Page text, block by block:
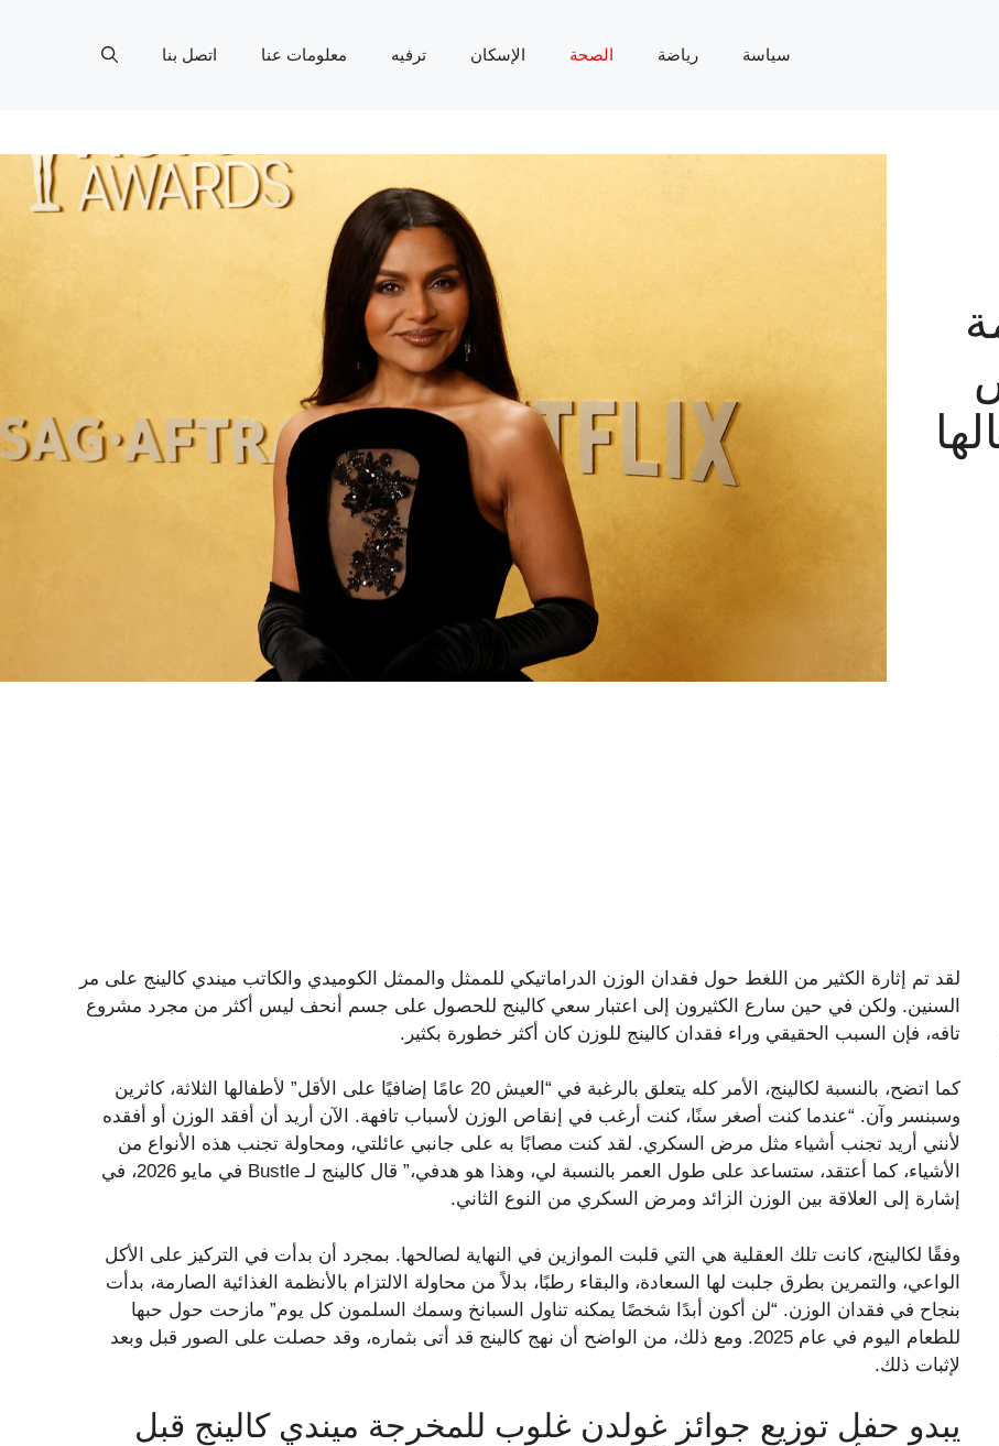
سياسة رياضة الصحة الإسكان ترفيه معلومات عنا اتصل بنا
لقد تم إثارة الكثير من اللغط حول فقدان الوزن الدراماتيكي للممثل والممثل الكوميدي والكاتب ميندي كالينج على مر
السنين. ولكن في حين سارع الكثيرون إلى اعتبار سعي كالينج للحصول على جسم أنحف ليس أكثر من مجرد مشروع
تافه، فإن السبب الحقيقي وراء فقدان كالينج للوزن كان أكثر خطورة بكثير.
كما اتضح، بالنسبة لكالينج، الأمر كله يتعلق بالرغبة في “العيش 20 عامًا إضافيًا على الأقل” لأطفالها الثلاثة، كاثرين
وسبنسر وآن. “عندما كنت أصغر سنًا، كنت أرغب في إنقاص الوزن لأسباب تافهة. الآن أريد أن أفقد الوزن أو أفقده
لأنني أريد تجنب أشياء مثل مرض السكري. لقد كنت مصابًا به على جانبي عائلتي، ومحاولة تجنب هذه الأنواع من
الأشياء، كما أعتقد، ستساعد على طول العمر بالنسبة لي، وهذا هو هدفي،” قال كالينج لـ Bustle في مايو 2026، في
إشارة إلى العلاقة بين الوزن الزائد ومرض السكري من النوع الثاني.
وفقًا لكالينج، كانت تلك العقلية هي التي قلبت الموازين في النهاية لصالحها. بمجرد أن بدأت في التركيز على الأكل
الواعي، والتمرين بطرق جلبت لها السعادة، والبقاء رطبًا، بدلاً من محاولة الالتزام بالأنظمة الغذائية الصارمة، بدأت
بنجاح في فقدان الوزن. “لن أكون أبدًا شخصًا يمكنه تناول السبانخ وسمك السلمون كل يوم” مازحت حول حبها
للطعام اليوم في عام 2025. ومع ذلك، من الواضح أن نهج كالينج قد أتى بثماره، وقد حصلت على الصور قبل وبعد
لإثبات ذلك.
يبدو حفل توزيع جوائز غولدن غلوب للمخرجة ميندي كالينج قبل